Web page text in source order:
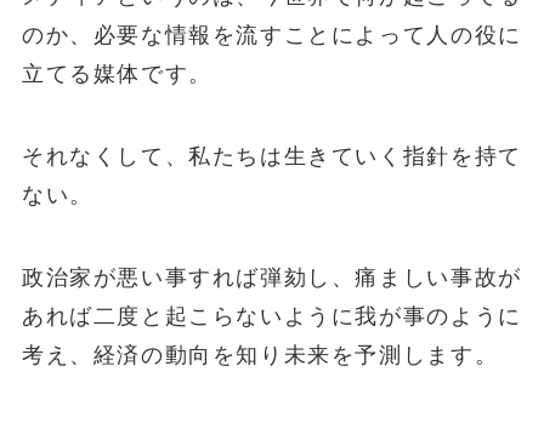
のか、必要な情報を流すことによって人の役に
立てる媒体です。
それなくして、私たちは生きていく指針を持て
ない。
政治家が悪い事すれば弾劾し、痛ましい事故が
あれば二度と起こらないように我が事のように
考え、経済の動向を知り未来を予測します。